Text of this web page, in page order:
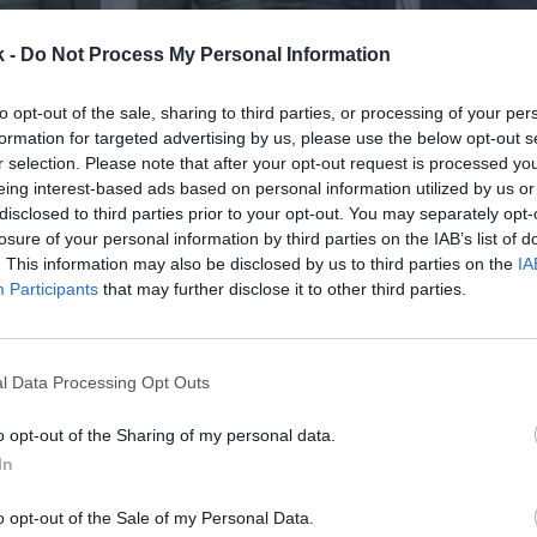
- Do Not Process My Personal Information
opt-out of the sale, sharing to third parties, or processing of your
for targeted advertising by us, please use the below opt-out
selection. Please note that after your opt-out request is processed
interest-based ads based on personal information utilized by us
to third parties prior to your opt-out. You may separately
of your personal information by third parties on the IAB’s list of
This information may also be disclosed by us to third parties on the
Participants that may further disclose it to other third parties.
Data Processing Opt Outs
opt-out of the Sharing of my personal data.
opt-out of the Sale of my Personal Data.
30 de agosto de 2023
Guardar Me gusta
con el tenis. La automovilística, que también
y esponsoriza a Rafa Nadal, ha firmado un
tenista antes de su retirada.
del coche, Emilio Herrera, presidente de Kia
es una marca que lleva muchos años ligada al
que representa, y Fernando Verdasco es un
deporte y del compromiso con su profesión”. De